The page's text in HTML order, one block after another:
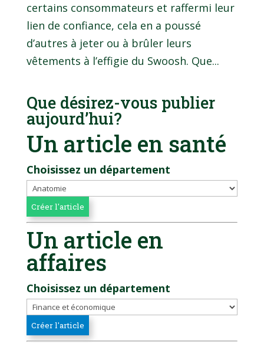
certains consommateurs et raffermi leur
lien de confiance, cela en a poussé
d’autres à jeter ou à brûler leurs
vêtements à l’effigie du Swoosh. Que...
Que désirez-vous publier
aujourd’hui?
Un article en santé
Choisissez un département
Un article en
affaires
Choisissez un département